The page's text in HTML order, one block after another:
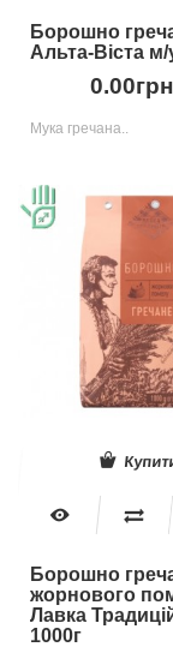
Борошно
Альта-Віста м/
Мука гречана..
Борошно
жорнового
Лавка
1000г